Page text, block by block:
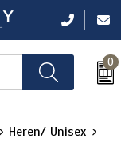
0
Heren/ Unisex